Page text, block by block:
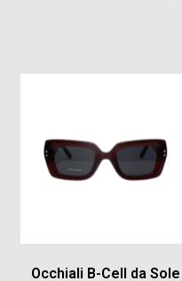
Occhiali B-Cell da Sole